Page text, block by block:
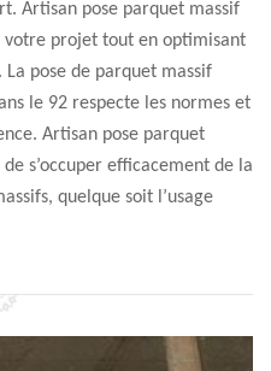
Artisan pose parquet massif
votre projet tout en optimisant
La pose de parquet massif
le 92 respecte les normes et
Artisan pose parquet
s’occuper efficacement de la
quelque soit l’usage